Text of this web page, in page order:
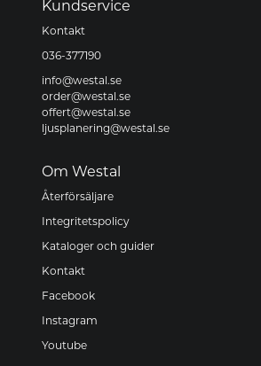
Kundservice
Kontakt
036-377190
info@westal.se
order@westal.se
offert@westal.se
ljusplanering@westal.se
Om Westal
Återförsäljare
Integritetspolicy
Kataloger och guider
Kontakt
Facebook
Instagram
Youtube